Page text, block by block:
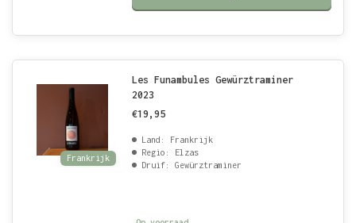
Frankrijk
Les Funambules Gewürztraminer
2023
€19,95
Land: Frankrijk
Regio: Elzas
Druif: Gewürztraminer